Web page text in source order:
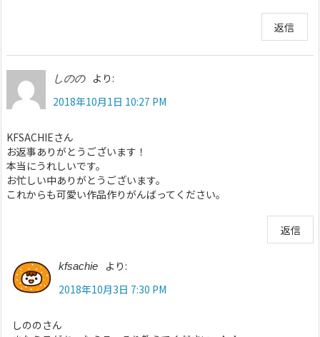
返信
しのの
より:
2018年10月1日 10:27 PM
KFSACHIEさん
お返事ありがとうございます！
本当にうれしいです。
お忙しい中ありがとうございます。
これからも可愛い作品作りがんばってください。
返信
kfsachie
より:
2018年10月3日 7:30 PM
しののさん